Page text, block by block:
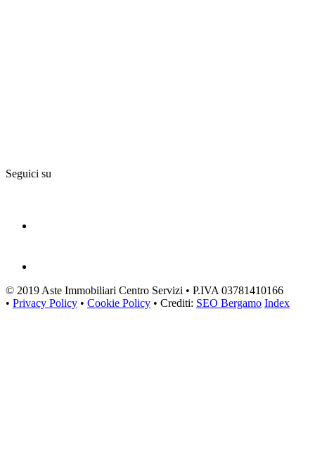
Seguici su
© 2019 Aste Immobiliari Centro Servizi • P.IVA 03781410166
• Privacy Policy • Cookie Policy • Crediti: SEO Bergamo Index